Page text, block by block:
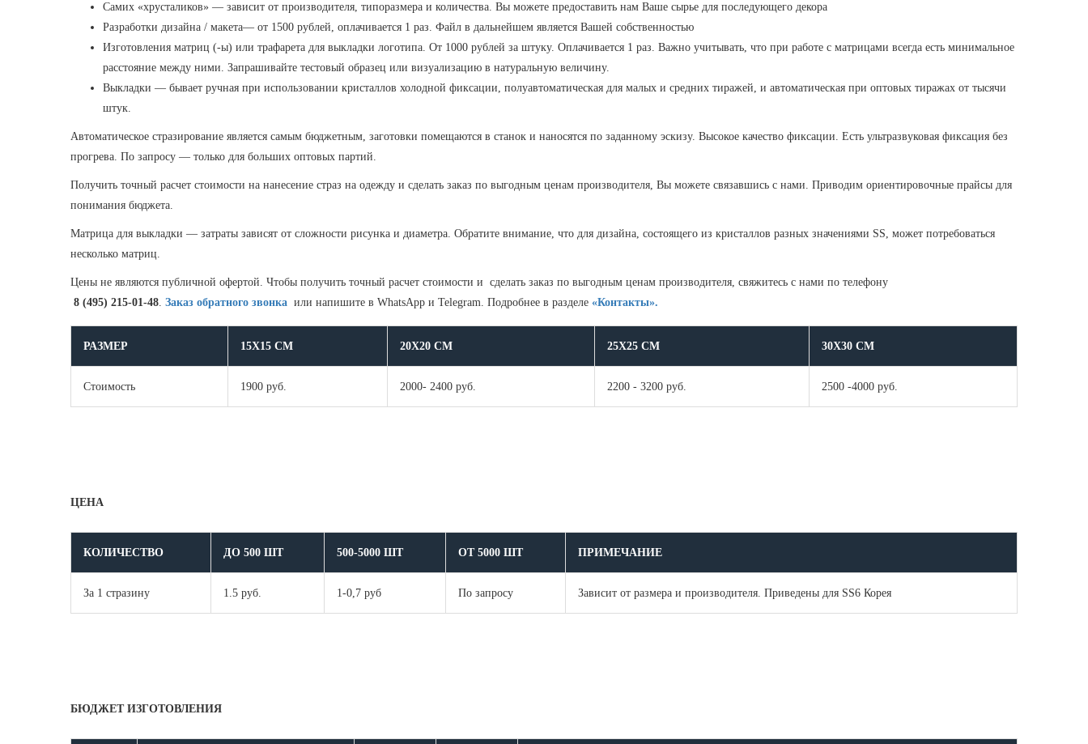
Самих «хрусталиков» — зависит от производителя, типоразмера и количества. Вы можете предоставить нам Ваше сырье для последующего декора
Разработки дизайна / макета— от 1500 рублей, оплачивается 1 раз. Файл в дальнейшем является Вашей собственностью
Изготовления матриц (-ы) или трафарета для выкладки логотипа. От 1000 рублей за штуку. Оплачивается 1 раз. Важно учитывать, что при работе с матрицами всегда есть минимальное
расстояние между ними. Запрашивайте тестовый образец или визуализацию в натуральную величину.
Выкладки — бывает ручная при использовании кристаллов холодной фиксации, полуавтоматическая для малых и средних тиражей, и автоматическая при оптовых тиражах от тысячи
штук.
Автоматическое стразирование является самым бюджетным, заготовки помещаются в станок и наносятся по заданному эскизу. Высокое качество фиксации. Есть ультразвуковая фиксация без
прогрева. По запросу — только для больших оптовых партий.
Получить точный расчет стоимости на нанесение страз на одежду и сделать заказ по выгодным ценам производителя, Вы можете связавшись с нами. Приводим ориентировочные прайсы для
понимания бюджета.
Матрица для выкладки — затраты зависят от сложности рисунка и диаметра. Обратите внимание, что для дизайна, состоящего из кристаллов разных значениями SS, может потребоваться
несколько матриц.
Цены не являются публичной офертой. Чтобы получить точный расчет стоимости и сделать заказ по выгодным ценам производителя, свяжитесь с нами по телефону
8 (495) 215-01-48. Заказ обратного звонка или напишите в WhatsApp и Telegram. Подробнее в разделе «Контакты».
РАЗМЕР 15Х15 СМ 20Х20 СМ 25Х25 СМ 30Х30 СМ
Стоимость 1900 руб. 2000- 2400 руб. 2200 - 3200 руб. 2500 -4000 руб.
ЦЕНА
КОЛИЧЕСТВО ДО 500 ШТ 500-5000 ШТ ОТ 5000 ШТ ПРИМЕЧАНИЕ
За 1 стразину 1.5 руб. 1-0,7 руб По запросу Зависит от размера и производителя. Приведены для SS6 Корея
БЮДЖЕТ ИЗГОТОВЛЕНИЯ